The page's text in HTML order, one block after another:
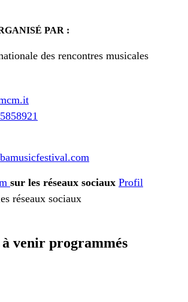
PAR :
des rencontres musicales
sur les réseaux sociaux Profil
réseaux sociaux
à venir programmés